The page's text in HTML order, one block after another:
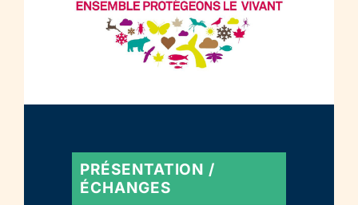
PRÉSENTATION /
ÉCHANGES